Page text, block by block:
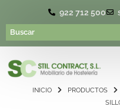
922 712 500
INICIO PRODUCTOS